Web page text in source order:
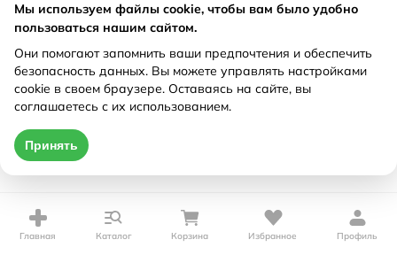
Главная Каталог Корзина Избранное Профиль
Мы используем файлы cookie, чтобы вам было удобно
пользоваться нашим сайтом.
Они помогают запомнить ваши предпочтения и обеспечить
безопасность данных. Вы можете управлять настройками
cookie в своем браузере. Оставаясь на сайте, вы
соглашаетесь с их использованием.
Принять